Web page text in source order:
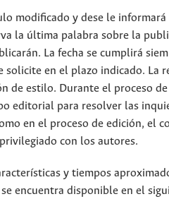
modificado y dese le
la última palabra sobre la
La fecha se cumplirá
solicite en el plazo indicado. La
de estilo. Durante el proceso
editorial para resolver las
en el proceso de edición, el
con los autores.
y tiempos
encuentra disponible en el